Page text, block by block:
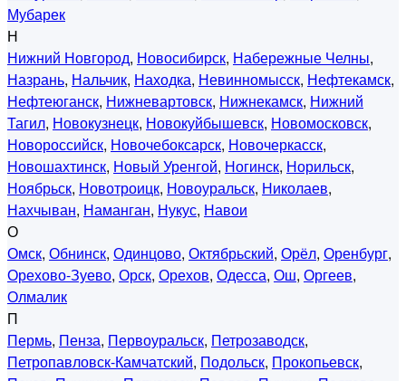
Мубарек
Н
Нижний Новгород, Новосибирск, Набережные Челны,
Назрань, Нальчик, Находка, Невинномысск, Нефтекамск,
Нефтеюганск, Нижневартовск, Нижнекамск, Нижний
Тагил, Новокузнецк, Новокуйбышевск, Новомосковск,
Новороссийск, Новочебоксарск, Новочеркасск,
Новошахтинск, Новый Уренгой, Ногинск, Норильск,
Ноябрьск, Новотроицк, Новоуральск, Николаев,
Нахчыван, Наманган, Нукус, Навои
О
Омск, Обнинск, Одинцово, Октябрьский, Орёл, Оренбург,
Орехово-Зуево, Орск, Орехов, Одесса, Ош, Оргеев,
Олмалик
П
Пермь, Пенза, Первоуральск, Петрозаводск,
Петропавловск-Камчатский, Подольск, Прокопьевск,